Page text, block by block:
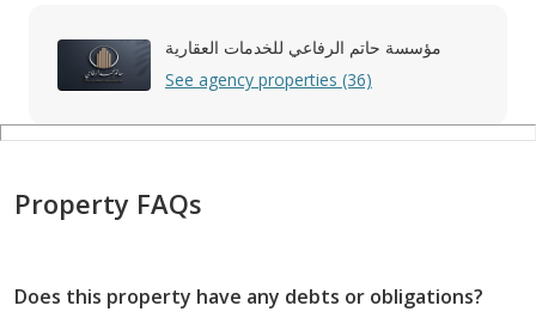
مؤسسة حاتم الرفاعي للخدمات العقارية
See agency properties (36)
Property FAQs
Does this property have any debts or obligations?